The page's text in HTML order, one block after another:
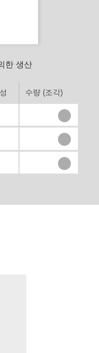
한 생산
수량 (조각)